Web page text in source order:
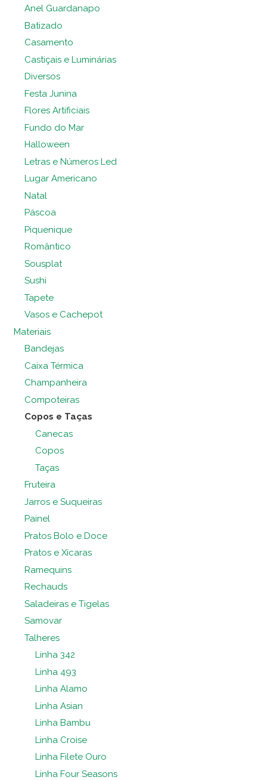
Anel Guardanapo
Batizado
Casamento
Castiçais e Luminárias
Diversos
Festa Junina
Flores Artificiais
Fundo do Mar
Halloween
Letras e Números Led
Lugar Americano
Natal
Páscoa
Piquenique
Romântico
Sousplat
Sushi
Tapete
Vasos e Cachepot
Materiais
Bandejas
Caixa Térmica
Champanheira
Compoteiras
Copos e Taças
Canecas
Copos
Taças
Fruteira
Jarros e Suqueiras
Painel
Pratos Bolo e Doce
Pratos e Xícaras
Ramequins
Rechauds
Saladeiras e Tigelas
Samovar
Talheres
Linha 342
Linha 493
Linha Alamo
Linha Asian
Linha Bambu
Linha Croise
Linha Filete Ouro
Linha Four Seasons